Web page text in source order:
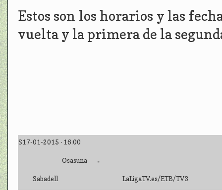
Estos son los horarios y las
vuelta y la primera de la
S17-01-2015 · 16:00
Osasuna -
Sabadell LaLigaTV.es/ETB/TV3